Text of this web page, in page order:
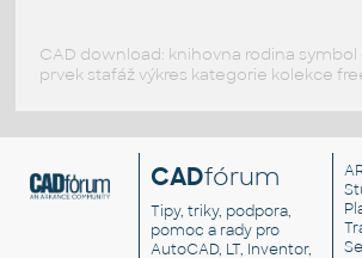
CAD download: knihovna rodina
prvek stafáž výkres kategorie kolekce
CADfórum
Tipy, triky, podpora,
pomoc a rady pro
AutoCAD, LT, Inventor,